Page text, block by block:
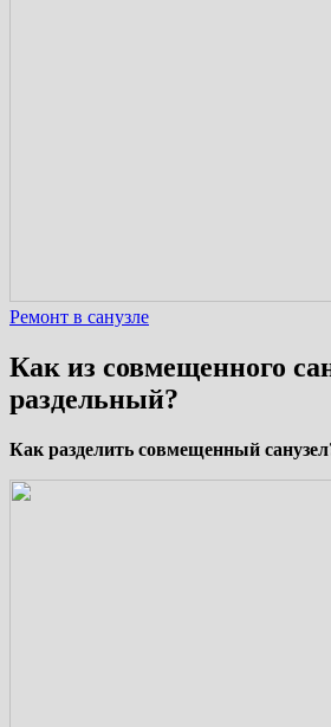
Ремонт в санузле
Как из совмещенного
раздельный?
Как разделить совмещенный